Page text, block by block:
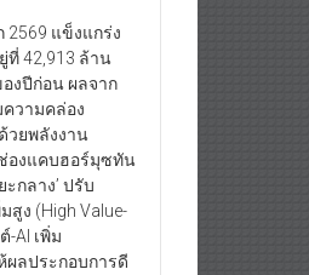
2569 แข็งแกร่ง
ที่ 42,913 ล้าน
งปีก่อน ผลจาก
ความคล่อง
วยพลังงาน
องแคบฮอร์มุซทัน
กลาง’ ปรับ
ง (High Value-
-AI เพิ่ม
ลประกอบการดี